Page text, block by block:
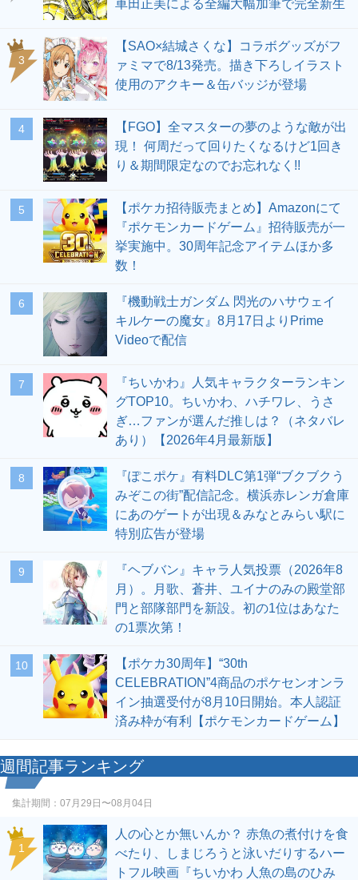
車田正美による全編大幅加筆で完全新生
3
【SAO×結城さくな】コラボグッズがフ
ァミマで8/13発売。描き下ろしイラスト
使用のアクキー＆缶バッジが登場
4
【FGO】全マスターの夢のような敵が出
現！ 何周だって回りたくなるけど1回き
り＆期間限定なのでお忘れなく!!
5
【ポケカ招待販売まとめ】Amazonにて
『ポケモンカードゲーム』招待販売が一
挙実施中。30周年記念アイテムほか多
数！
6
『機動戦士ガンダム 閃光のハサウェイ
キルケーの魔女』8月17日よりPrime
Videoで配信
7
『ちいかわ』人気キャラクターランキン
グTOP10。ちいかわ、ハチワレ、うさ
ぎ…ファンが選んだ推しは？（ネタバレ
あり）【2026年4月最新版】
8
『ぽこポケ』有料DLC第1弾“ブクブクう
みぞこの街”配信記念。横浜赤レンガ倉庫
にあのゲートが出現＆みなとみらい駅に
特別広告が登場
9
『ヘブバン』キャラ人気投票（2026年8
月）。月歌、蒼井、ユイナのみの殿堂部
門と部隊部門を新設。初の1位はあなた
の1票次第！
10
【ポケカ30周年】“30th
CELEBRATION”4商品のポケセンオンラ
イン抽選受付が8月10日開始。本人認証
済み枠が有利【ポケモンカードゲーム】
週間記事ランキング
集計期間： 07月29日〜08月04日
1
人の心とか無いんか？ 赤魚の煮付けを食
べたり、しまじろうと泳いだりするハー
トフル映画『ちいかわ 人魚の島のひみ